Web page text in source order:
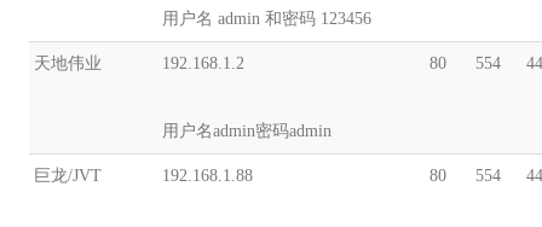
用户名 admin 和密码 123456
天地伟业 192.168.1.2
用户名admin密码admin
80 554
巨龙/JVT 192.168.1.88 80 554